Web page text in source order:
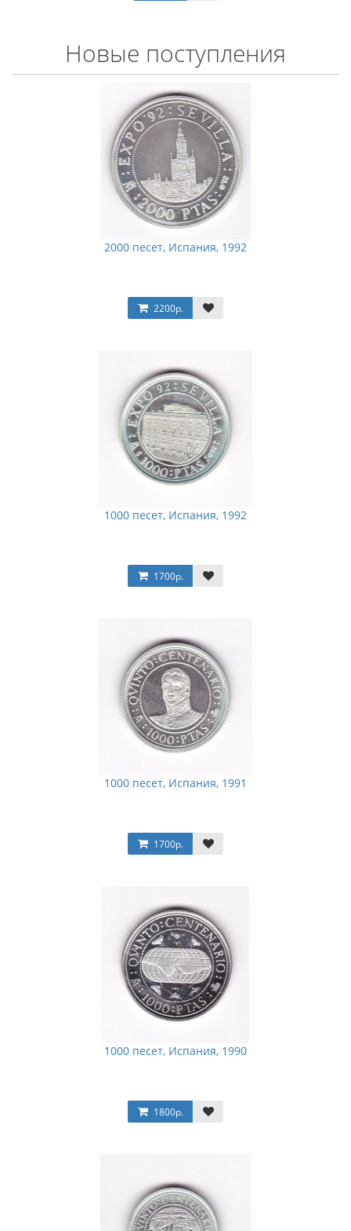
Новые поступления
2000 песет, Испания, 1992
2200р.
1000 песет, Испания, 1992
1700р.
1000 песет, Испания, 1991
1700р.
1000 песет, Испания, 1990
1800р.